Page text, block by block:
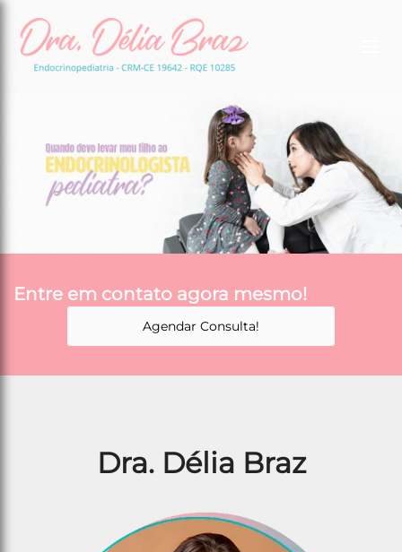
Entre em contato agora mesmo!
Agendar Consulta!
Dra. Délia Braz